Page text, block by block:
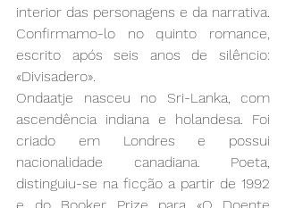
interior das personagens e da narrativa.
Confirmamo-lo no quinto romance,
escrito após seis anos de silêncio:
«Divisadero».
Ondaatje nasceu no Sri-Lanka, com
ascendência indiana e holandesa. Foi
criado em Londres e possui
nacionalidade canadiana. Poeta,
distinguiu-se na ficção a partir de 1992